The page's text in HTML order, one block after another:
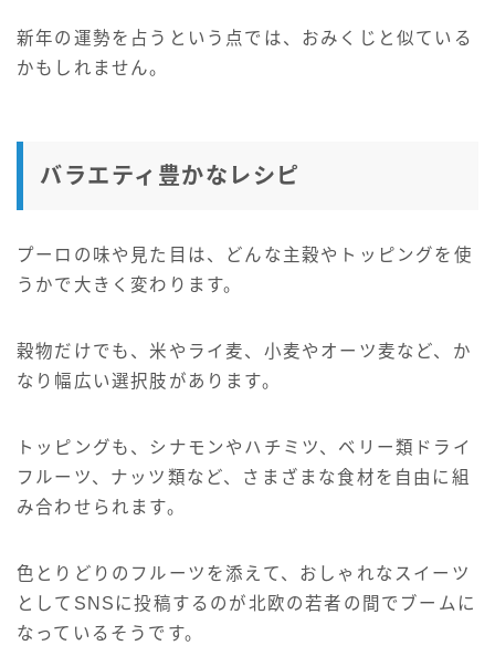
新年の運勢を占うという点では、おみくじと似ている
かもしれません。
バラエティ豊かなレシピ
プーロの味や見た目は、どんな主穀やトッピングを使
うかで大きく変わります。
穀物だけでも、米やライ麦、小麦やオーツ麦など、か
なり幅広い選択肢があります。
トッピングも、シナモンやハチミツ、ベリー類ドライ
フルーツ、ナッツ類など、さまざまな食材を自由に組
み合わせられます。
色とりどりのフルーツを添えて、おしゃれなスイーツ
としてSNSに投稿するのが北欧の若者の間でブームに
なっているそうです。